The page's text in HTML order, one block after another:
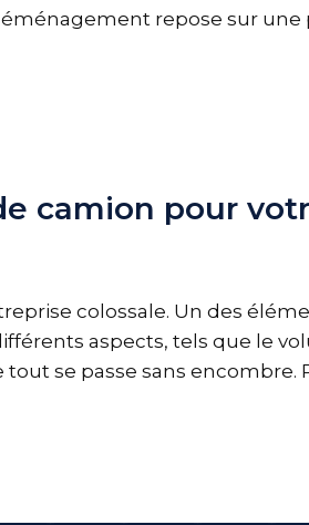
repose sur
camion pour
colossale. Un des
aspects, tels que le
se passe sans